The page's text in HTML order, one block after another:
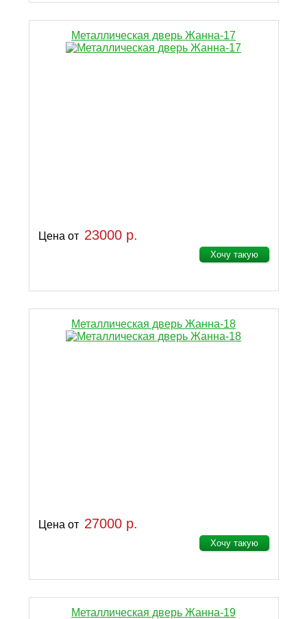
Металлическая дверь Жанна-17
Цена от 23000 р.
Хочу такую
Металлическая дверь Жанна-18
Цена от 27000 р.
Хочу такую
Металлическая дверь Жанна-19